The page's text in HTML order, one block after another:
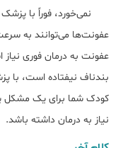
نمی‌خورد، فوراً با
عفونت‌ها می‌توانند به
عفونت به درمان فوری
بندناف نیفتاده است،
کودک شما برای یک مشکل
نیاز به درمان داشته باشد.